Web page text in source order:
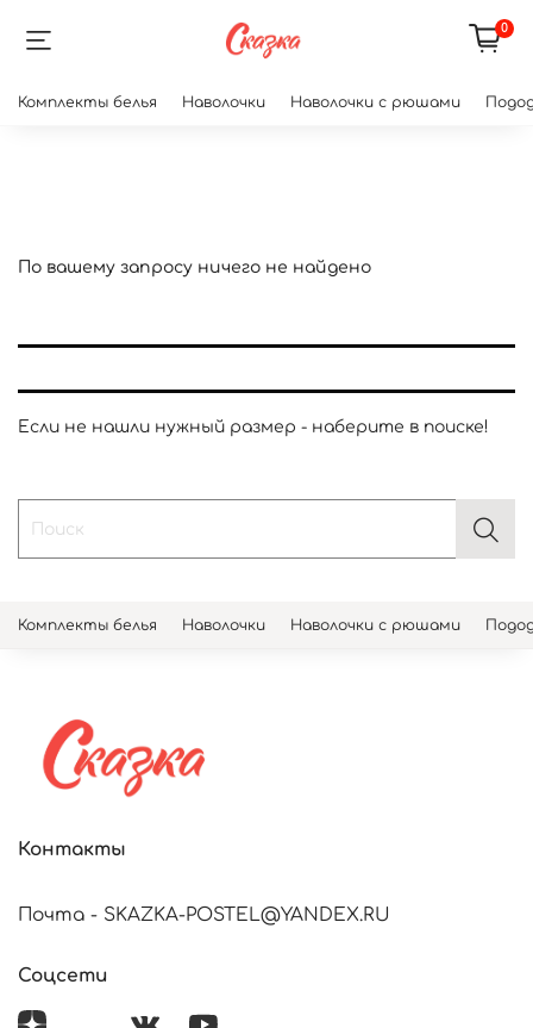
0
Комплекты белья Наволочки Наволочки с рюшами
По вашему запросу ничего не найдено
Если не нашли нужный размер - наберите в поиске!
Комплекты белья Наволочки Наволочки с рюшами
Контакты
Почта - SKAZKA-POSTEL@YANDEX.RU
Соцсети